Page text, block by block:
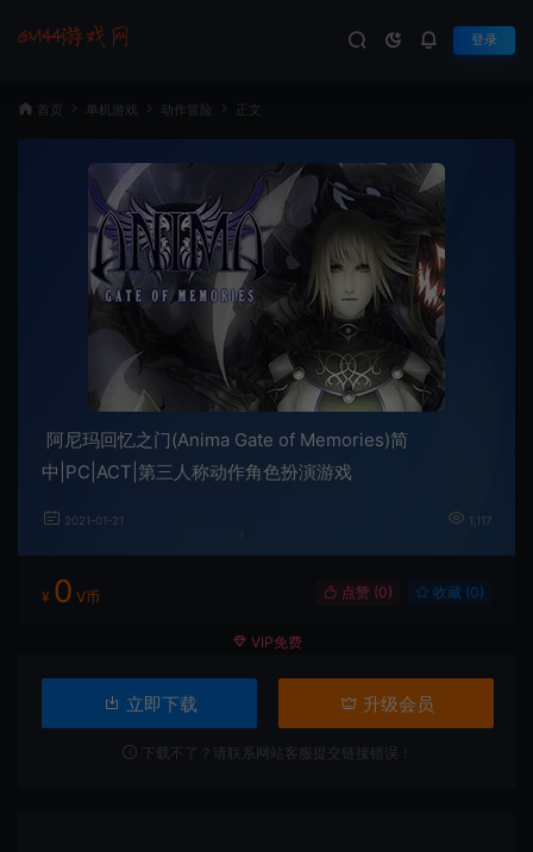
登录
首页 单机游戏 动作冒险 正文
阿尼玛回忆之门(Anima Gate of Memories)简
中|PC|ACT|第三人称动作角色扮演游戏
2021-01-21 1,117
¥ 0 V币 点赞 (0) 收藏 (0)
VIP免费
立即下载 升级会员
下载不了？请联系网站客服提交链接错误！